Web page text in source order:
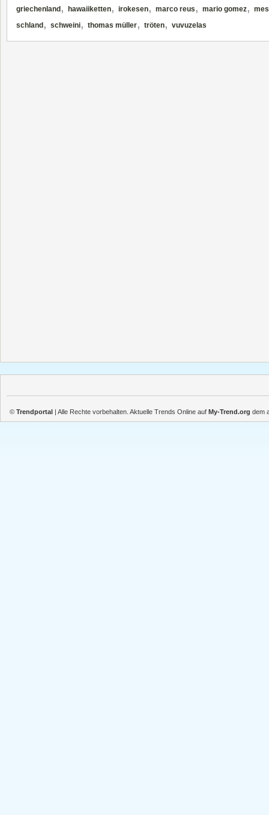
griechenland , hawaiiketten, irokesen, marco reus , mario gomez,
schland , schweini, thomas müller, tröten, vuvuzelas
© Trendportal | Alle Rechte vorbehalten. Aktuelle Trends Online auf My-Trend.org dem